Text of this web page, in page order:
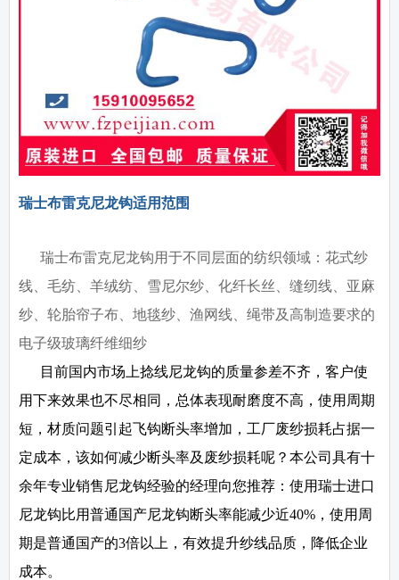
瑞士布雷克尼龙钩适用范围
瑞士布雷克尼龙钩用于不同层面的纺织领域：花式纱
线、毛纺、羊绒纺、雪尼尔纱、化纤长丝、缝纫线、亚麻
纱、轮胎帘子布、地毯纱、渔网线、绳带及高制造要求的
电子级玻璃纤维细纱
目前国内市场上捻线尼龙钩的质量参差不齐，客户使
用下来效果也不尽相同，总体表现耐磨度不高，使用周期
短，材质问题引起飞钩断头率增加，工厂废纱损耗占据一
定成本，该如何减少断头率及废纱损耗呢？本公司具有十
余年专业销售尼龙钩经验的经理向您推荐：使用瑞士进口
尼龙钩比用普通国产尼龙钩断头率能减少近40%，使用周
期是普通国产的3倍以上，有效提升纱线品质，降低企业
成本。